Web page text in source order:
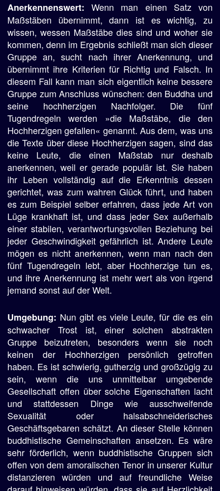
Anerkennenswert: Wenn man einen Satz von
Maßstäben übernimmt, dann ist es wichtig, zu
wissen, wessen Maßstäbe dies sind und woher sie
kommen, denn im Ergebnis schließt man sich dieser
Gruppe an, sucht nach ihrer Anerkennung, und
übernimmt ihre Kriterien für Richtig und Falsch. In
diesem Fall kann man sich eigentlich keine bessere
Gruppe zum Anschluss wünschen: den Buddha und
seine hochherzigen Nachfolger. Die fünf
Tugendregeln werden »die Maßstäbe, die den
Hochherzigen gefallen« genannt. Aus dem, was uns
die Texte über diese Hochherzigen sagen, sind das
keine Leute, die einen Maßstab nur deshalb
anerkennen, weil er gerade populär ist. Sie haben
ihr Leben vollständig auf die Erkenntnis dessen
gerichtet, was zum wahren Glück führt, und haben
es zum Beispiel selber erfahren, dass jede Art von
Lüge krankhaft ist, und dass jeder Sex außerhalb
einer stabilen, verantwortungsvollen Beziehung bei
jeder Geschwindigkeit gefährlich ist. Andere Leute
mögen es nicht anerkennen, wenn man nach den
fünf Tugendregeln lebt, aber Hochherzige tun es,
und ihre Anerkennung ist mehr wert als von irgend
jemand sonst auf der Welt.
Umgebung: Nun gibt es viele Leute, für die es ein
schwacher Trost ist, einer solchen abstrakten
Gruppe beizutreten, besonders wenn sie noch
keinen der Hochherzigen persönlich getroffen
haben. Es ist schwierig, gutherzig und großzügig zu
sein, wenn die uns unmittelbar umgebende
Gesellschaft offen über solche Eigenschaften lacht
und stattdessen Dinge wie ausschweifende
Sexualität oder halsabschneiderisches
Geschäftsgebaren schätzt. An dieser Stelle können
buddhistische Gemeinschaften ansetzen. Es wäre
sehr förderlich, wenn buddhistische Gruppen sich
offen von dem amoralischen Tenor in unserer Kultur
distanzieren würden und auf freundliche Weise